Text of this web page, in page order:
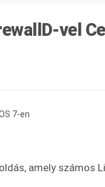
vel
amely számos